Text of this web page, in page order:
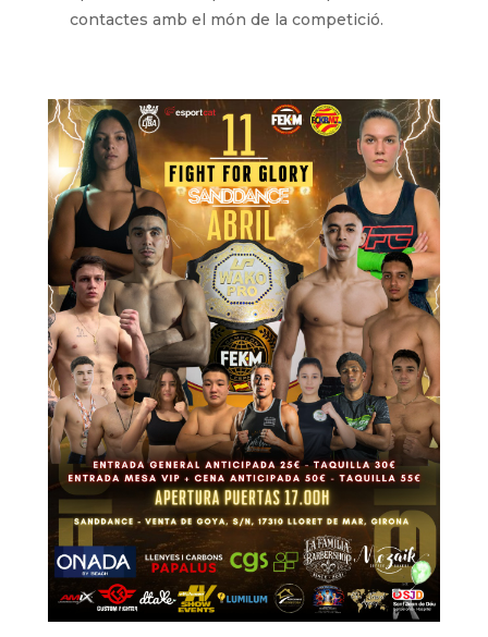
contactes amb el món de la competició.